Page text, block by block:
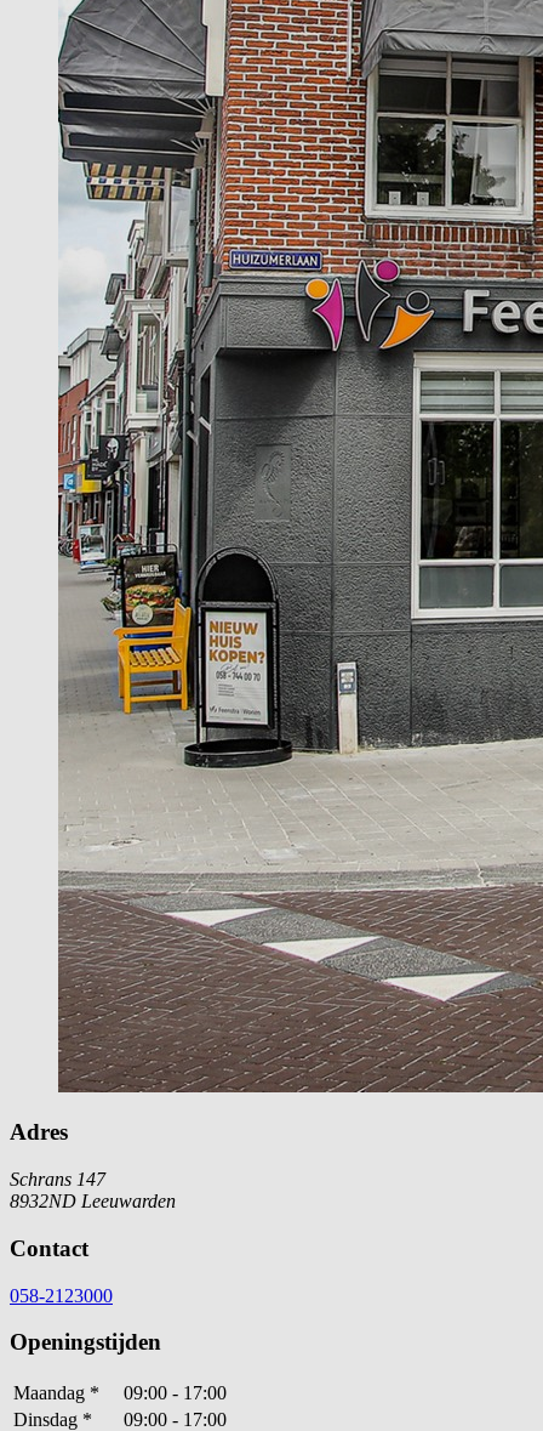
Adres
Schrans 147
8932ND Leeuwarden
Contact
058-2123000
Openingstijden
Maandag *
09:00 - 17:00
Dinsdag *
09:00 - 17:00